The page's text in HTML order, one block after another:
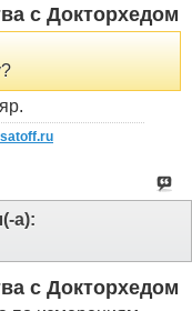
с Докторхедом
а):
с Докторхедом